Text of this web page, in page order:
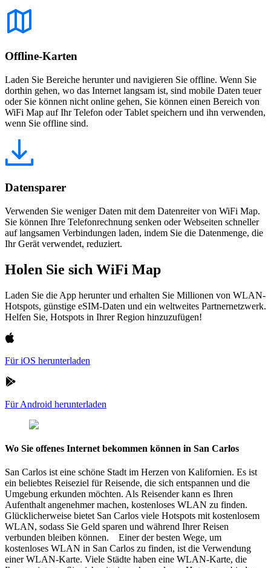
Offline-Karten
Laden Sie Bereiche herunter und navigieren Sie offline. Wenn Sie
dorthin gehen, wo das Internet langsam ist, sind mobile Daten teuer
oder Sie können nicht online gehen, Sie können einen Bereich von
WiFi Map auf Ihr Telefon oder Tablet speichern und ihn verwenden,
wenn Sie offline sind.
Datensparer
Verwenden Sie weniger Daten mit dem Datenreiter von WiFi Map.
Sie können Ihre Telefonrechnung senken oder Webseiten schneller
auf langsamen Verbindungen laden, indem Sie die Datenmenge, die
Ihr Gerät verwendet, reduziert.
Holen Sie sich WiFi Map
Laden Sie die App herunter und erhalten Sie Millionen von WLAN-
Hotspots, günstige eSIM-Daten und ein weltweites Partnernetzwerk.
Helfen Sie, Hotspots in Ihrer Region hinzuzufügen!
Für iOS herunterladen
Für Android herunterladen
Wo Sie offenes Internet bekommen können in San Carlos
San Carlos ist eine schöne Stadt im Herzen von Kalifornien. Es ist
ein beliebtes Reiseziel für Reisende, die sich entspannen und die
Umgebung erkunden möchten. Als Reisender kann es Ihren
Aufenthalt angenehmer machen, kostenloses WLAN zu finden.
Glücklicherweise bietet San Carlos viele Hotspots mit kostenlosem
WLAN, sodass Sie Geld sparen und während Ihrer Reisen
verbunden bleiben können. Einer der besten Wege, um
kostenloses WLAN in San Carlos zu finden, ist die Verwendung
einer WLAN-Karte. Viele Städte haben eine WLAN-Karte, die